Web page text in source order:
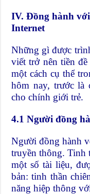
IV.Đồng hành
Internet
Những gì được
viết trở nên tiền
một cách cụ thể
hôm nay, trước là
cho chính giới trẻ.
4.1 Người đồng
Người đồng hành
truyền thông. Tinh
một số tài liệu,
bản: tinh thần
năng hiệp thông